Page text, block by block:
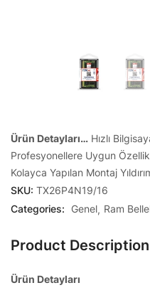
Ürün Detayları… Hızlı
Profesyonellere Uygun
Kolayca Yapılan Montaj
SKU: TX26P4N19/16
Categories: Genel Ram
Product Description
Ürün Detayları